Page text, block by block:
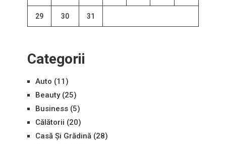
29 30 31
Categorii
Auto (11)
Beauty(25)
Business(5)
Călătorii (20)
Casă Și Grădină(28)